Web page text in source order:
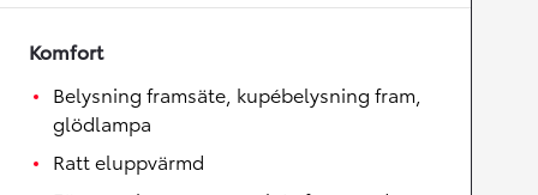
Komfort
Belysning framsäte, kupébelysning fram,
glödlampa
Ratt eluppvärmd